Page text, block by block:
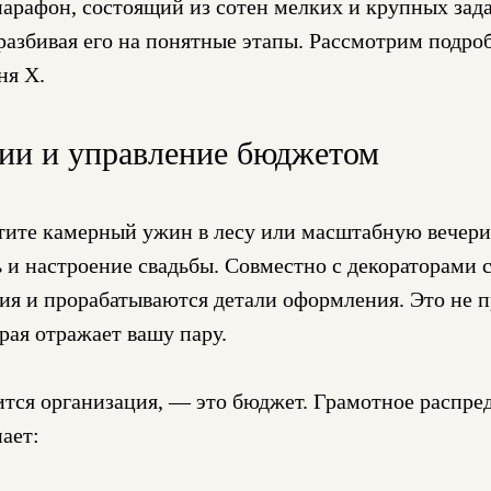
состоящий из сотен мелких и крупных
его на понятные этапы. Рассмотрим
Х.
и управление бюджетом
камерный ужин в лесу или масштабную
настроение свадьбы. Совместно с декораторами
и прорабатываются детали оформления. Это не
отражает вашу пару.
организация, — это бюджет. Грамотное